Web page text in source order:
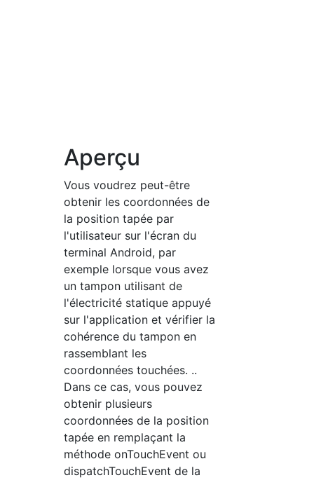
Aperçu
Vous voudrez peut-être
obtenir les coordonnées de
la position tapée par
l'utilisateur sur l'écran du
terminal Android, par
exemple lorsque vous avez
un tampon utilisant de
l'électricité statique appuyé
sur l'application et vérifier la
cohérence du tampon en
rassemblant les
coordonnées touchées. ..
Dans ce cas, vous pouvez
obtenir plusieurs
coordonnées de la position
tapée en remplaçant la
méthode onTouchEvent ou
dispatchTouchEvent de la